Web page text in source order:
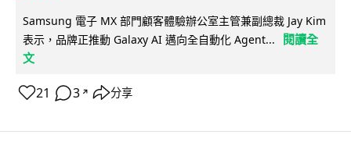
Samsung 電子 MX 部門顧客體驗辦公室主管兼副總裁 Jay Kim
表示，品牌正推動 Galaxy AI 邁向全自動化 Agent...
閱讀全
文
21 3 ↗ 分享